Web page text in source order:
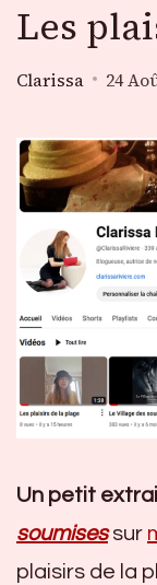
Les
Clarissa 24
Un petit
soumisessur
plaisirs de la